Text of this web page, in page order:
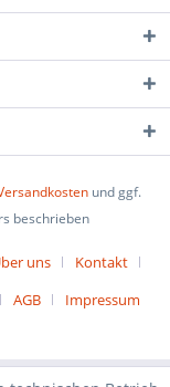
und ggf.
beschrieben
uns
Kontakt
AGB Impressum